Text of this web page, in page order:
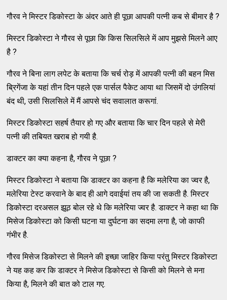
गौरव ने मिस्‍टर डिकोस्‍टा के अंदर आते ही पूछा आपकी पत्‍नी कब से बीमार है ?
मिस्‍टर डिकोस्‍टा ने गौरव से पूछा कि किस सिलसिले में आप मुझसे मिलने आए
है ?
गौरव ने बिना लाग लपेट के बताया कि चर्च रोड़ में आपकी पत्‍नी की बहन मिस
ब्रिगेंजा के यहां तीन दिन पहले एक पार्सल पैकेट आया था जिसमें दो उंगलियां
बंद थी, उसी सिलसिले में मैं आपसे चंद सवालात करूगां.
मिस्‍टर डिकोस्‍टा सहर्ष तैयार हो गए और बताया कि चार दिन पहले से मेरी
पत्‍नी की तबियत खराब हो गयी है.
डाक्‍टर का क्‍या कहना है, गौरव ने पूछा ?
मिस्‍टर डिकोस्‍टा ने बताया कि डाक्‍टर का कहना है कि मलेरिया का ज्‍वर है,
मलेरिया टेस्‍ट करवाने के बाद ही आगे दवाईयां तय की जा सकती है. मिस्‍टर
डिकोस्‍टा दरअसल झूठ बोल रहे थे कि मलेरिया ज्‍वर है. डाक्‍टर ने कहा था कि
मिसेज डिकोस्‍टा को किसी घटना या दुर्घटना का सदमा लगा है, जो काफी
गंभीर है.
गौरव मिसेज डिकोस्‍टा से मिलने की इच्‍छा जाहिर किया परंतु मिस्‍टर डिकोस्‍टा
ने यह कह कर कि डाक्‍टर ने मिसेज डिकोस्‍टा से किसी को मिलने से मना
किया है, मिलने की बात को टाल गए.